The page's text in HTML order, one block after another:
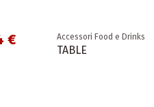
€ Accessori Food e Drinks
TABLE